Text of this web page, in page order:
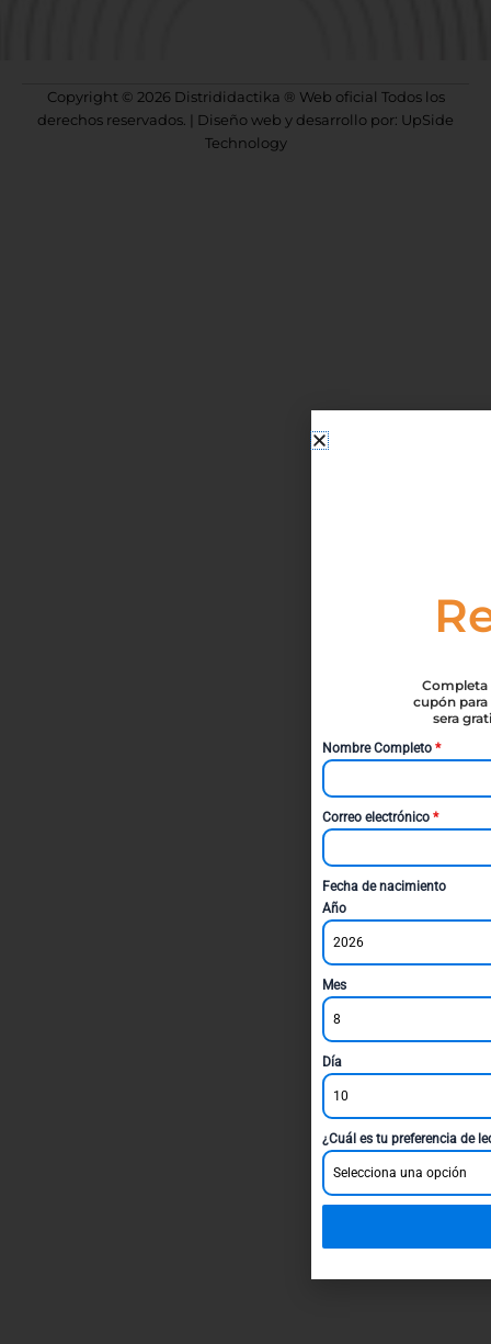
Copyright © 2026 Distrididactika ® Web oficial Todos los
derechos reservados. | Diseño web y desarrollo por: UpSide
Technology
Completa
cupón para
sera
Nombre Completo *
Correo electrónico *
Fecha de nacimiento
Año
2026
Mes
8
Día
10
¿Cuál es tu preferencia de
Selecciona una opción